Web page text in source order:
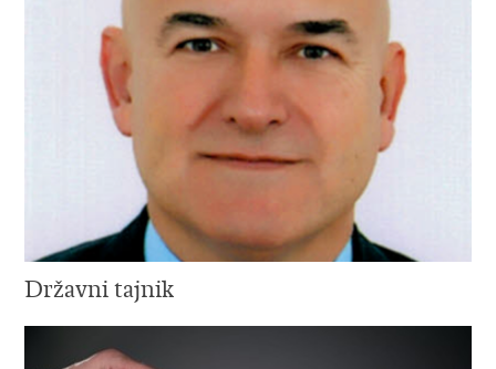
Državni tajnik